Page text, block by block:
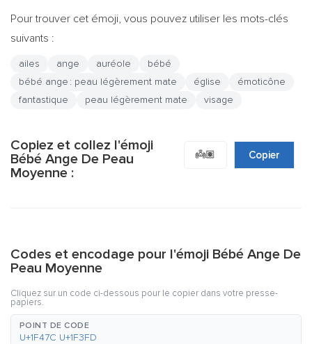
Pour trouver cet émoji, vous pouvez utiliser les mots-clés
suivants :
ailes ange auréole
bébé
bébé ange : peau légèrement mate
église
émoticône
fantastique
peau légèrement mate visage
Copiez et collez l'émoji
Bébé Ange De Peau
Moyenne :
👼🏽 Copier
Codes et encodage pour l'émoji Bébé Ange De
Peau Moyenne
Cliquez sur un code ci-dessous pour le copier dans votre presse-
papiers.
POINT DE CODE
U+1F47C U+1F3FD